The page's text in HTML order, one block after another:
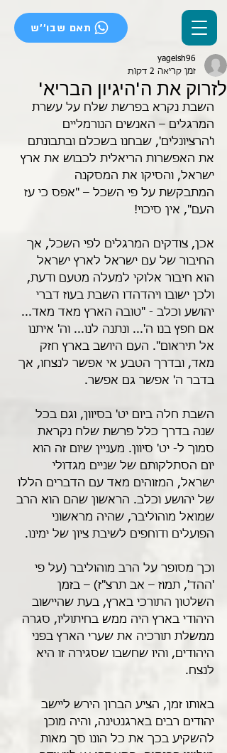
תאם שבו''ש
לזרוק את ה'היגיון הבריא'
yagelsh96
זמן קריאה 2 דקות
השבת נקרא בפרשת שלח על עשרת
המרגלים – האנשים הנורמליים
ו'הרציונלים', שבחנו בשכלם ובתבונתם
את האפשרות הריאלית לכבוש את ארץ
ישראל, והסיקו את המסקנה
המתבקשת על פי השכל – "אפס כי עז
העם", אין סיכוי!
אכן, צודקים המרגלים לפי השכל, אך
החיבור של עם ישראל לארץ ישראל
הוא חיבור אלוקי למעלה מטעם ודעת,
ולכן ישובו ויהדהדו השבת בעוז דברי
יהושע וכלב - "טובה הארץ מאד מאד...
אם חפץ בנו ה'... ונתנה לנו... וה' איתנו
אל תיראום". העם היושב בארץ חזק
מאד, ובדרך הטבע אי אפשר לנצחו, אך
בדבר ה' אפשר גם אפשר.
השבת חלה ביום יט' בסיוון, וגם בכל
שנה בדרך כלל פרשת שלח נקראת
סמוך ל- יט' סיוון. מעניין שיום זה הוא
יום הסתלקותם של שניים מגדולי
ישראל, המזוהים מאד עם הדברים הללו
של יהושע וכלב. הראשון שהם הוא הרב
שמואל מוהוליבר, שהיה מראשוני
הפועלים ודוחפים לשיבת ציון של ימינו.
וכך מסופר על הרב מוהוליבר (על פי
'ההד', תמוז – אב תרצ"ז) – בזמן
השלטון התורכי בארץ, בעת שהיישוב
היהודי בארץ היה ממש בחיתוליו, סגרה
ממשלת תורכיה את שערי הארץ בפני
היהודים, והיו שחשבו שסגירה זו היא
לנצח.
באותו זמן, הציע הברון הירש ליישב
יהודים רבים בארגנטינה, והיה מוכן
להשקיע בכך את כל הונו סך מאות